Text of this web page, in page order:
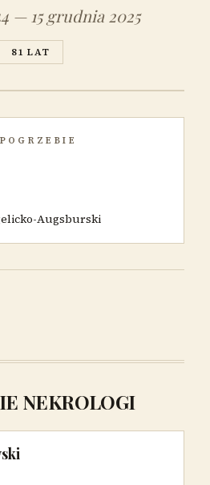
— 15 grudnia 2025
81 LAT
Augsburski
NEKROLOGI